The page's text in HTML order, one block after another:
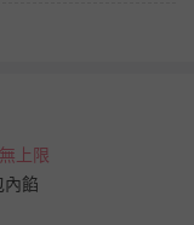
上限
內餡